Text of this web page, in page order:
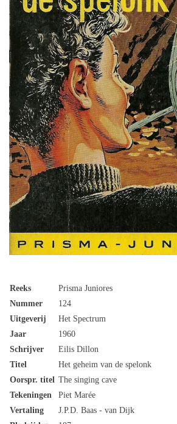
Reeks
Prisma Juniores
Nummer
124
Uitgeverij
Het Spectrum
Jaar
1960
Schrijver
Eilis Dillon
Titel
Het geheim van de spelonk
Oorspr. titel The singing cave
Tekeningen
Piet Marée
Vertaling
J.P.D. Baas - van Dijk